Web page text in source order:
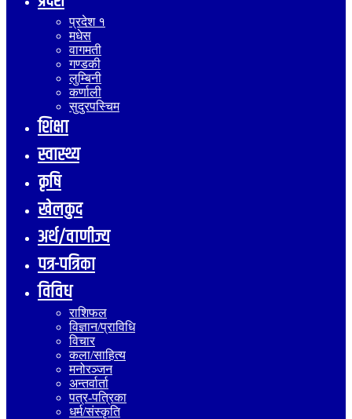
प्रदेश १
मधेस
वागमती
गण्डकी
लुम्बिनी
कर्णाली
सुदुरपस्चिम
शिक्षा
स्वास्थ्य
कृषि
खेलकुद
अर्थ/वाणीज्य
पत्र-पत्रिका
विविध
राशिफल
विज्ञान/प्राविधि
विचार
कला/साहित्य
मनोरञ्जन
अन्तर्वार्ता
पत्र-पत्रिका
धर्म/संस्कृति